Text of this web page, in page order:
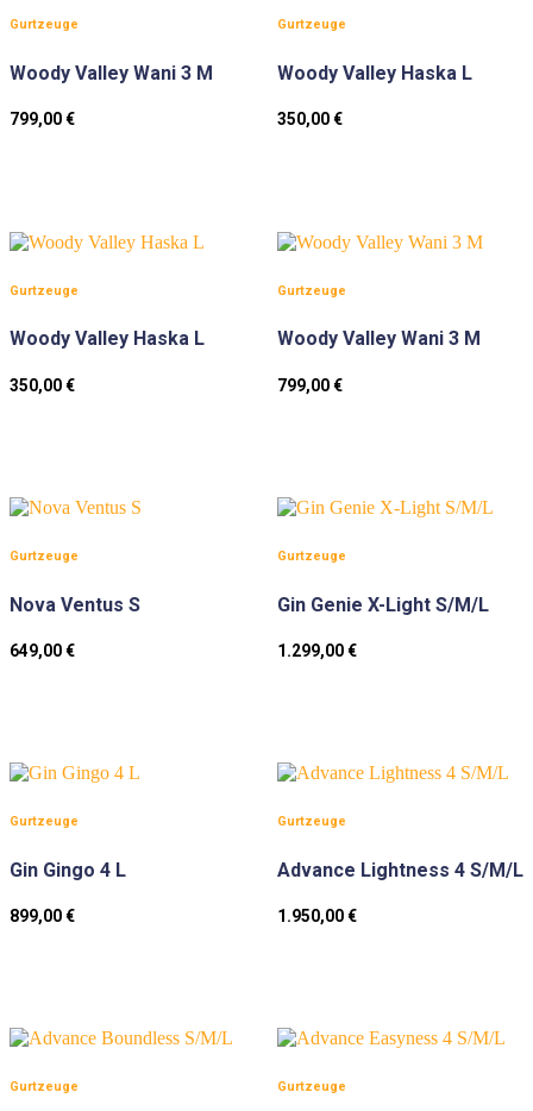
Gurtzeuge
Woody Valley Wani 3 M
799,00€
Gurtzeuge
Woody Valley Haska L
350,00€
Gurtzeuge
Woody Valley Haska L
350,00€
Gurtzeuge
Woody Valley Wani 3 M
799,00€
Gurtzeuge
Nova Ventus S
649,00€
Gurtzeuge
Gin Genie X-Light S/M/L
1.299,00€
Gurtzeuge
Gin Gingo 4 L
899,00€
Gurtzeuge
Advance Lightness 4 S/M/L
1.950,00€
Gurtzeuge Gurtzeuge